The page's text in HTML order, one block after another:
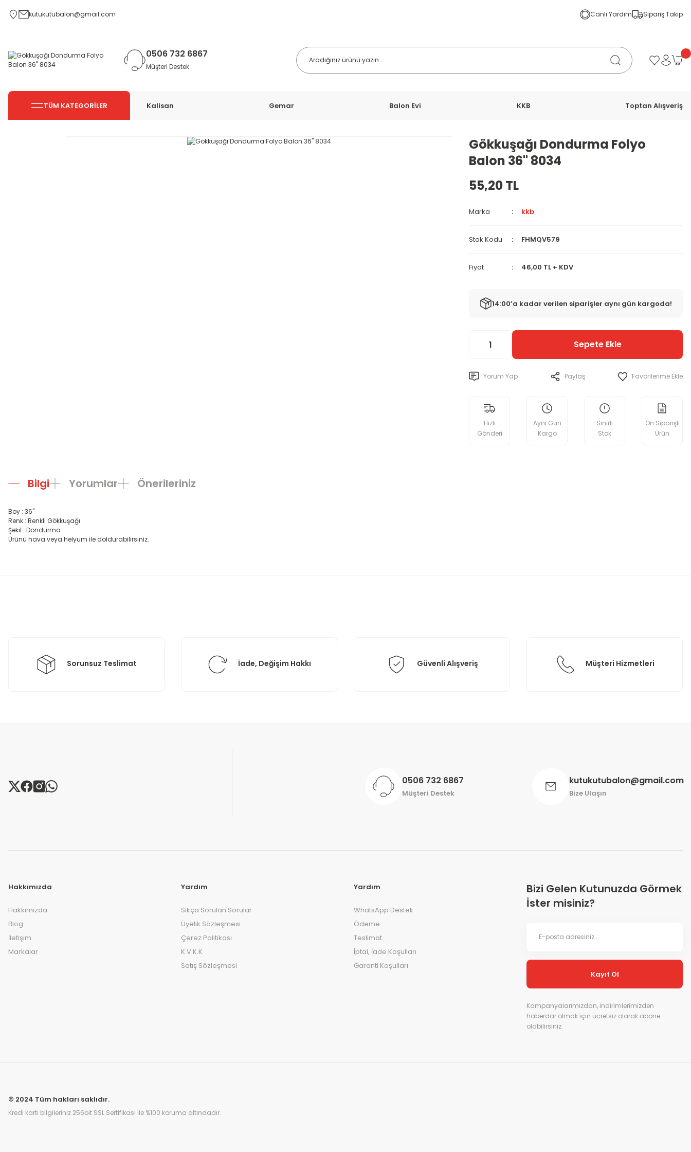
kutukutubalon@gmail.com Canlı Yardım Sipariş Takip
0506 732 6867
Müşteri Destek
TÜM KATEGORİLER Kalisan Gemar Balon Evi KKB Toptan Alışveriş
Gökkuşağı Dondurma Folyo
Balon 36'' 8034
55,20 TL
Marka kkb
Stok Kodu FHMQV579
Fiyat 46,00 TL + KDV
14:00’a kadar verilen siparişler aynı gün kargoda!
Sepete Ekle
Yorum Yap Paylaş
Hızlı
Gönderi
Aynı Gün
Kargo
Sınırlı
Stok
Ön Siparişli
Ürün
Bilgi Yorumlar Önerileriniz
Boy : 36"
Renk : Renkli Gökkuşağı
Şekil : Dondurma
Ürünü hava veya helyum ile doldurabilirsiniz.
Sorunsuz Teslimat İade, Değişim Hakkı Güvenli Alışveriş Müşteri Hizmetleri
0506 732 6867
Müşteri Destek
kutukutubalon@gmail.com
Bize Ulaşın
Hakkımızda
Hakkımızda
Blog
İletişim
Markalar
Yardım
Sıkça Sorulan Sorular
Üyelik Sözleşmesi
Çerez Politikası
K.V.K.K
Satış Sözleşmesi
Yardım
WhatsApp Destek
Ödeme
Teslimat
İptal, İade Koşulları
Garanti Koşulları
Bizi Gelen Kutunuzda Görmek
İster misiniz?
Kayıt Ol
Kampanyalarımızdan, indirimlerimizden
haberdar olmak için ücretsiz olarak abone
olabilirsiniz.
© 2024 Tüm hakları saklıdır.
Kredi kartı bilgileriniz 256bit SSL Sertifikası ile %100 koruma altındadır.